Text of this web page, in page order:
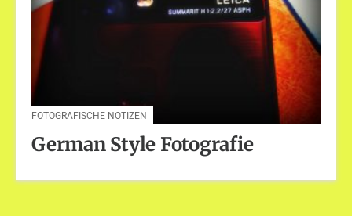
FOTOGRAFISCHE NOTIZEN
German Style Fotografie